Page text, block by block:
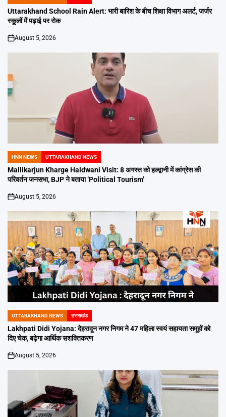
POSTED
IN
Uttarakhand School Rain Alert: भारी बारिश के बीच शिक्षा विभाग अलर्ट, जर्जर
स्कूलों में पढ़ाई पर रोक
on
August 5, 2026
POSTED
IN
HNN NEWS UTTARAKHAND NEWS
Mallikarjun Kharge Haldwani Visit: 8 अगस्त को हल्द्वानी में कांग्रेस की
परिवर्तन जनसभा, BJP ने बताया ‘Political Tourism’
on
August 5, 2026
POSTED
IN
UTTARAKHAND NEWS उत्तराखंड
Lakhpati Didi Yojana: देहरादून नगर निगम ने 47 महिला स्वयं सहायता समूहों को
दिए चेक, बढ़ेगा आर्थिक सशक्तिकरण
on
August 5, 2026